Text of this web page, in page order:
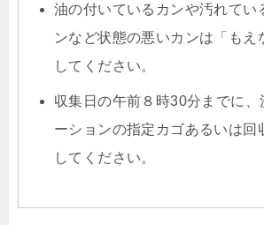
油の付いているカンや汚れてい
ンなど状態の悪いカンは「もえ
してください。
収集日の午前８時30分までに、
ーションの指定カゴあるいは回
してください。